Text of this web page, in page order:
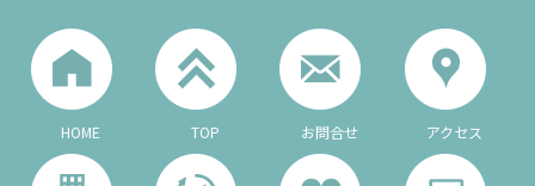
HOME TOP お問合せ アクセス